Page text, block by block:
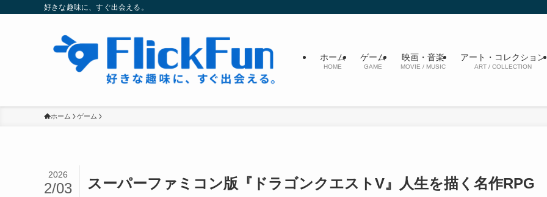
好きな趣味に、すぐ出会える。
ホーム
HOME
ゲーム
GAME
映画・音楽
MOVIE / MUSIC
アート・コレクション
ART / COLLECTION
ホーム ゲーム
スーパーファミコン版『ドラゴンクエストV』人生を描く名作RPG
2026
2/03